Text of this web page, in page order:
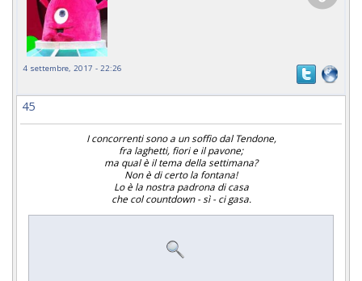
4 settembre, 2017 - 22:26
45
I concorrenti sono a un soffio dal Tendone,
fra laghetti, fiori e il pavone;
ma qual è il tema della settimana?
Non è di certo la fontana!
Lo è la nostra padrona di casa
che col countdown - sì - ci gasa.